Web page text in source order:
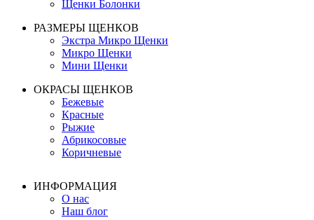
Щенки Болонки
РАЗМЕРЫ ЩЕНКОВ
Экстра Микро Щенки
Микро Щенки
Мини Щенки
ОКРАСЫ ЩЕНКОВ
Бежевые
Красные
Рыжие
Абрикосовые
Коричневые
ИНФОРМАЦИЯ
О нас
Наш блог